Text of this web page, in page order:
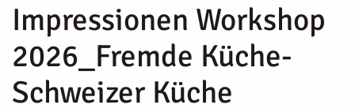
Impressionen Workshop
2026_Fremde Küche-
Schweizer Küche